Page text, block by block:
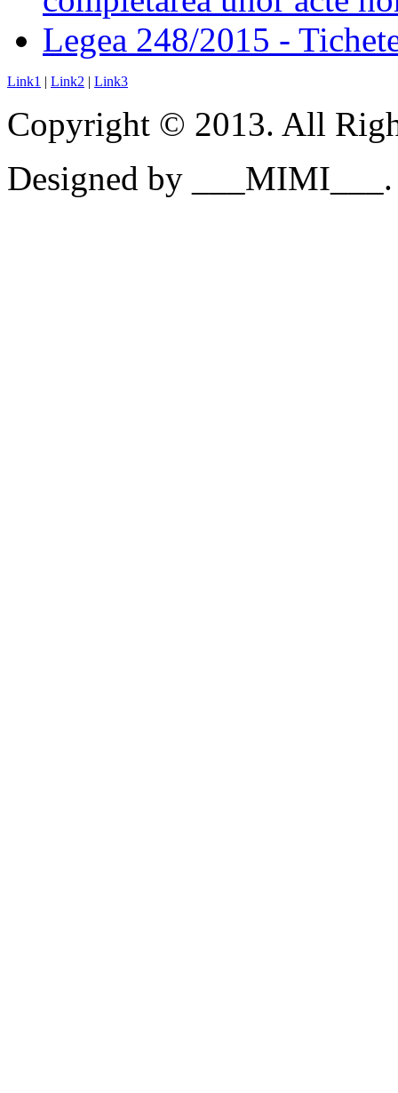
Legea 248/2015 -
Link1 | Link2 | Link3
Copyright © 2013. All
Designed by ___MIMI___.